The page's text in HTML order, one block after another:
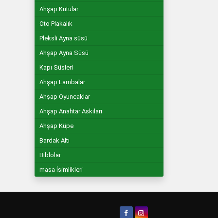
Ahşap Kutular
Oto Plakalık
Pleksli Ayna süsü
Ahşap Ayna Süsü
Kapı Süsleri
Ahşap Lambalar
Ahşap Oyuncaklar
Ahşap Anahtar Askıları
Ahşap Küpe
Bardak Altı
Biblolar
masa İsimlikleri